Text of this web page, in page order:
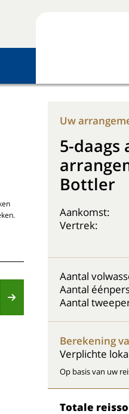
Uw
5-daags
Bottler
Aankomst:
Vertrek:
Aantal
Aantal
Aantal
Berekening
Verplichte
Op basis van uw
Totale